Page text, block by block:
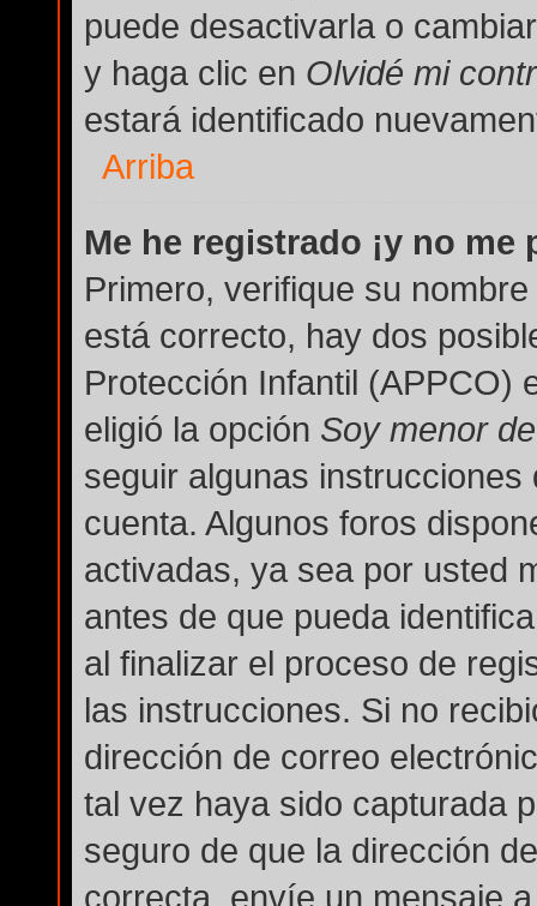
puede desactivarla o
y haga clic en Olvidé mi
estará identificado
Arriba
Me he registrado ¡y no
Primero, verifique su
está correcto, hay dos
Protección Infantil (APPCO)
eligió la opción Soy menor
seguir algunas
cuenta. Algunos foros
activadas, ya sea por usted
antes de que pueda
al finalizar el proceso de
las instrucciones. Si no
dirección de correo
tal vez haya sido capturada
seguro de que la dirección
correcta, envíe un mensaje